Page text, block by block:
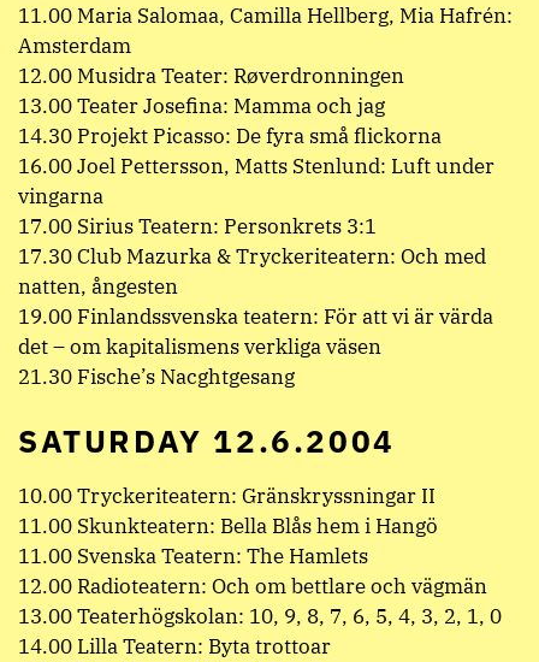
11.00 Maria Salomaa, Camilla Hellberg, Mia Hafrén:
Amsterdam
12.00 Musidra Teater: Røverdronningen
13.00 Teater Josefina: Mamma och jag
14.30 Projekt Picasso: De fyra små flickorna
16.00 Joel Pettersson, Matts Stenlund: Luft under
vingarna
17.00 Sirius Teatern: Personkrets 3:1
17.30 Club Mazurka & Tryckeriteatern: Och med
natten, ångesten
19.00 Finlandssvenska teatern: För att vi är värda
det – om kapitalismens verkliga väsen
21.30 Fische’s Nacghtgesang
SATURDAY 12.6.2004
10.00 Tryckeriteatern: Gränskryssningar II
11.00 Skunkteatern: Bella Blås hem i Hangö
11.00 Svenska Teatern: The Hamlets
12.00 Radioteatern: Och om bettlare och vägmän
13.00 Teaterhögskolan: 10, 9, 8, 7, 6, 5, 4, 3, 2, 1, 0
14.00 Lilla Teatern: Byta trottoar